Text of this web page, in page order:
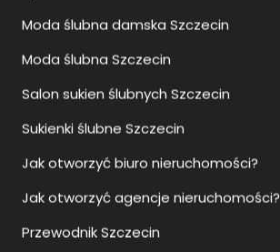
Moda ślubna damska Szczecin
Moda ślubna Szczecin
Salon sukien ślubnych Szczecin
Sukienki ślubne Szczecin
Jak otworzyć biuro nieruchomości?
Jak otworzyć agencje nieruchomości?
Przewodnik Szczecin